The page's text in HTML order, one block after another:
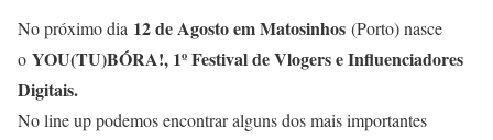
No próximo dia 12 de Agosto em Matosinhos (Porto) nasce
o YOU(TU)BÓRA!, 1º Festival de Vlogers e Influenciadores
Digitais.
No line up podemos encontrar alguns dos mais importantes